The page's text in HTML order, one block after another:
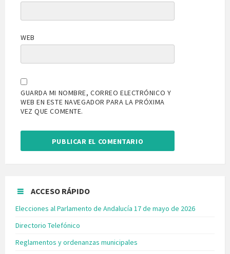
WEB
GUARDA MI NOMBRE, CORREO ELECTRÓNICO Y
WEB EN ESTE NAVEGADOR PARA LA PRÓXIMA
VEZ QUE COMENTE.
ACCESO RÁPIDO
Elecciones al Parlamento de Andalucía 17 de mayo de 2026
Directorio Telefónico
Reglamentos y ordenanzas municipales